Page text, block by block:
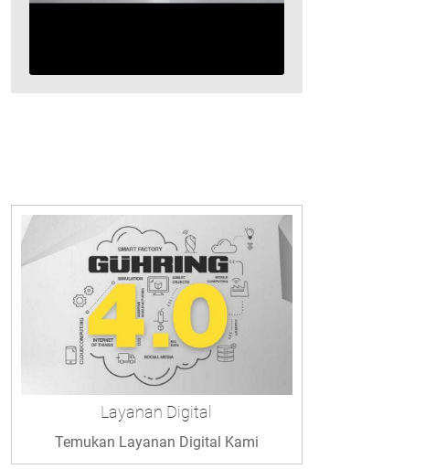
Layanan Digital
Temukan Layanan Digital Kami